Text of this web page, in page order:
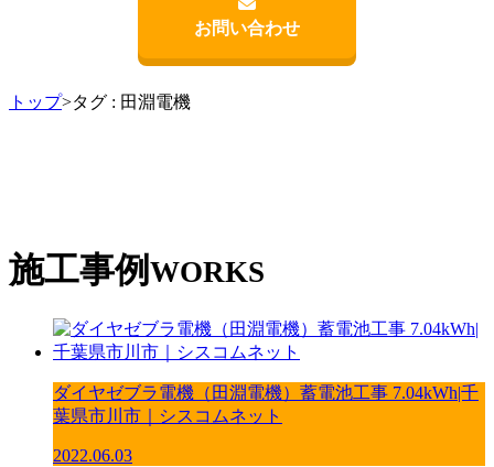
お問い合わせ
トップ>タグ : 田淵電機
施工事例 WORKS
ダイヤゼブラ電機（田淵電機）蓄電池工事 7.04kWh|千
葉県市川市｜シスコムネット
2022.06.03